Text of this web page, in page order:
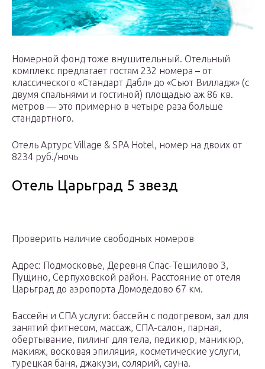
Номерной фонд тоже внушительный. Отельный
комплекс предлагает гостям 232 номера – от
классического «Стандарт Дабл» до «Сьют Вилладж» (c
двумя спальнями и гостиной) площадью аж 86 кв.
метров — это примерно в четыре раза больше
стандартного.
Отель Артурс Village & SPA Hotel, номер на двоих от
8234 руб./ночь
Отель Царьград 5 звезд
Проверить наличие свободных номеров
Адрес: Подмосковье, Деревня Спас-Тешилово 3,
Пущино, Серпуховской район. Расстояние от отеля
Царьград до аэропорта Домодедово 67 км.
Бассейн и СПА услуги: бассейн с подогревом, зал для
занятий фитнесом, массаж, СПА-салон, парная,
обертывание, пилинг для тела, педикюр, маникюр,
макияж, восковая эпиляция, косметические услуги,
турецкая баня, джакузи, солярий, сауна.